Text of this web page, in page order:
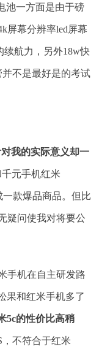
池一方面是由于磅
屏幕分辨率led屏幕
续航力，另外18w快
不是最好是的考试
我的实际意义却一
元手机红米
一款爆品商品。但比
疑问使我对将要公
手机在自主研发路
果和红米手机多了
5c的性价比高稍
，不符合于红米